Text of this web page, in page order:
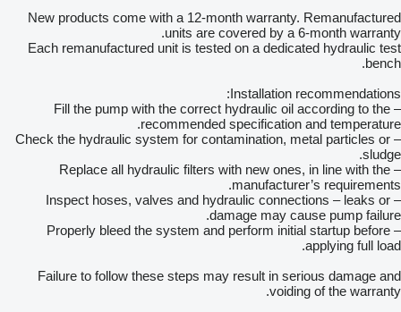
New products come with a 12-month warranty. Remanufactured
units are covered by a 6-month warranty.
Each remanufactured unit is tested on a dedicated hydraulic test
bench.
Installation recommendations:
– Fill the pump with the correct hydraulic oil according to the
recommended specification and temperature.
– Check the hydraulic system for contamination, metal particles or
sludge.
– Replace all hydraulic filters with new ones, in line with the
manufacturer’s requirements.
– Inspect hoses, valves and hydraulic connections – leaks or
damage may cause pump failure.
– Properly bleed the system and perform initial startup before
applying full load.
Failure to follow these steps may result in serious damage and
voiding of the warranty.